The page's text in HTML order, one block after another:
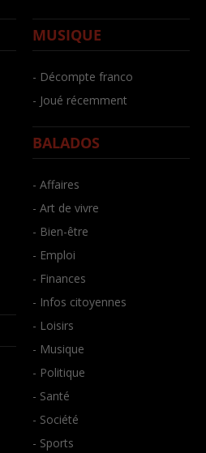
MUSIQUE
- Décompte franco
- Joué récemment
BALADOS
- Affaires
- Art de vivre
- Bien-être
- Emploi
- Finances
- Infos citoyennes
- Loisirs
- Musique
- Politique
- Santé
- Société
- Sports